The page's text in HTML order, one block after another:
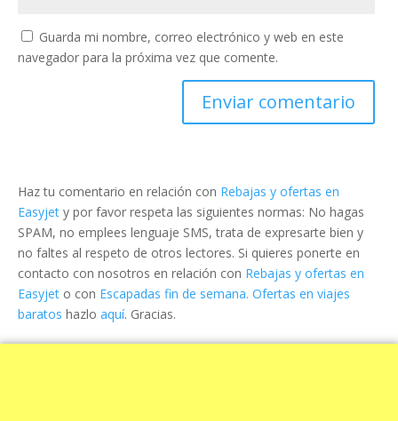
Guarda mi nombre, correo electrónico y web en este
navegador para la próxima vez que comente.
Haz tu comentario en relación con Rebajas y ofertas en
Easyjet y por favor respeta las siguientes normas: No hagas
SPAM, no emplees lenguaje SMS, trata de expresarte bien y
no faltes al respeto de otros lectores. Si quieres ponerte en
contacto con nosotros en relación con Rebajas y ofertas en
Easyjet o con Escapadas fin de semana. Ofertas en viajes
baratos hazlo aquí. Gracias.